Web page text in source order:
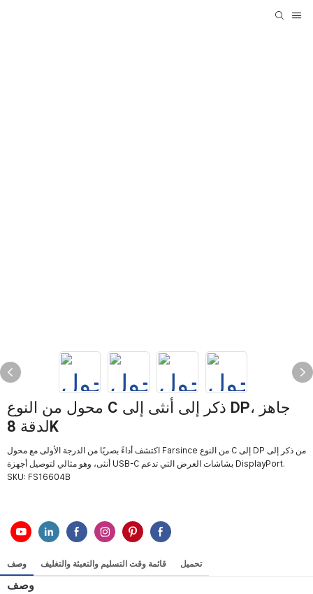
محول من النوع C ذكر إلى أنثى إلى DP، جاهز
لدقة 8K
اكتشف أداءً بصريًا من الدرجة الأولى مع محول Farsince من النوع C إلى DP من ذكر إلى
أنثى، وهو مثالي لتوصيل أجهزة USB-C بشاشات العرض التي تدعم DisplayPort.
SKU: FS16604B
وصف قائمة وقت التسليم والتعبئة والتغليف تحميل
وصف